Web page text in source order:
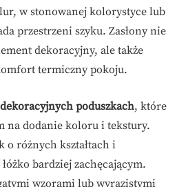
w stonowanej kolorystyce lub
przestrzeni szyku. Zasłony nie
dekoracyjny, ale także
termiczny pokoju.
dekoracyjnych poduszkach, które
na dodanie koloru i tekstury.
o różnych kształtach i
bardziej zachęcającym.
wzorami lub wyrazistymi